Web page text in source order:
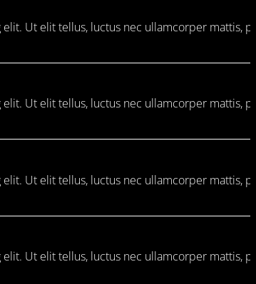
Ut elit tellus, luctus nec ullamcorper mattis,
Ut elit tellus, luctus nec ullamcorper mattis,
Ut elit tellus, luctus nec ullamcorper mattis,
Ut elit tellus, luctus nec ullamcorper mattis,